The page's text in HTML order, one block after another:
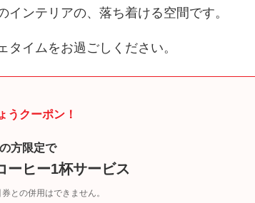
インテリアの、落ち着ける空間です。
タイムをお過ごしください。
うクーポン！
方限定で
ーヒー1杯サービス
との併用はできません。